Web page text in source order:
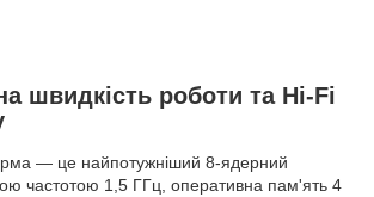
швидкість роботи та Hi-Fi
— це найпотужніший 8-ядерний
частотою 1,5 ГГц, оперативна пам'ять 4